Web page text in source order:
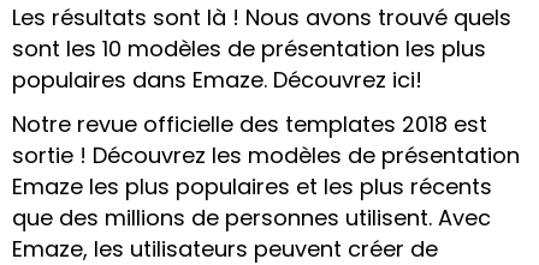
Les résultats sont là ! Nous avons trouvé quels
sont les 10 modèles de présentation les plus
populaires dans Emaze. Découvrez ici!
Notre revue officielle des templates 2018 est
sortie ! Découvrez les modèles de présentation
Emaze les plus populaires et les plus récents
que des millions de personnes utilisent. Avec
Emaze, les utilisateurs peuvent créer de